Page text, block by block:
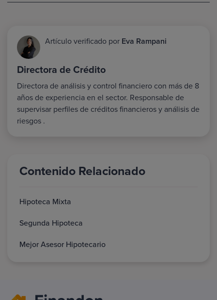
Artículo verificado por Eva Rampani
Directora de Crédito
Directora de análisis y control financiero con más de 8
años de experiencia en el sector. Responsable de
supervisar perfiles de créditos financieros y análisis de
riesgos .
Contenido Relacionado
Hipoteca Mixta
Segunda Hipoteca
Mejor Asesor Hipotecario